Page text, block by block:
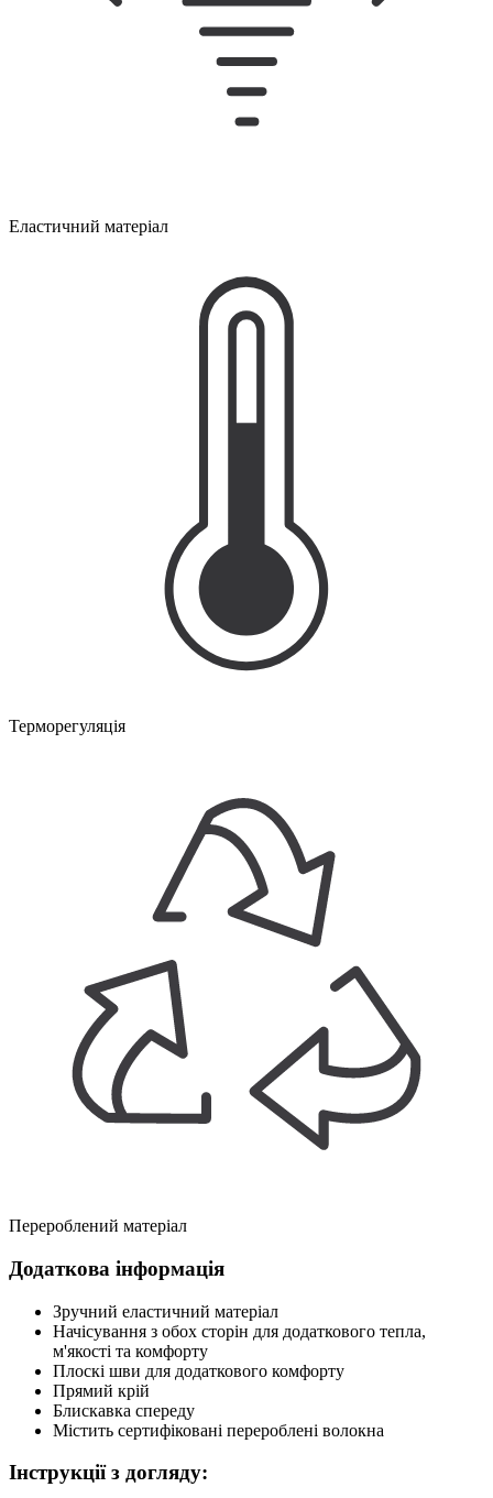
Еластичний матеріал
Терморегуляція
Перероблений матеріал
Додаткова інформація
Зручний еластичний матеріал
Начісування з обох сторін для додаткового тепла,
м'якості та комфорту
Плоскі шви для додаткового комфорту
Прямий крій
Блискавка спереду
Містить сертифіковані перероблені волокна
Інструкції з догляду: